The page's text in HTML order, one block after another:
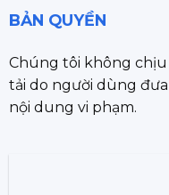
BẢN QUYỀN
Chúng tôi không
tải do người dùng
nội dung vi phạm.